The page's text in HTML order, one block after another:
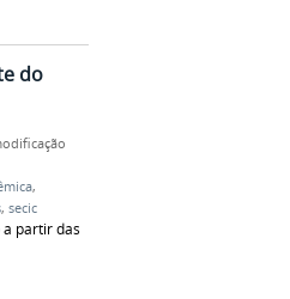
do
,
, secic
partir das